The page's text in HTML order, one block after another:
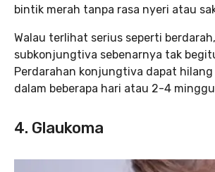
bintik merah tanpa rasa nyeri atau
Walau terlihat serius seperti
subkonjungtiva sebenarnya tak
Perdarahan konjungtiva dapat
dalam beberapa hari atau 2-4
4. Glaukoma